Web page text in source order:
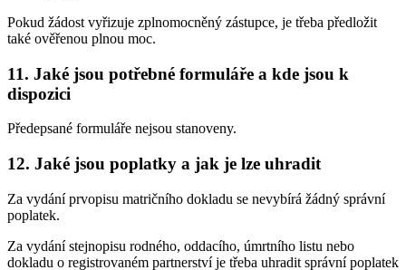
Pokud žádost vyřizuje zplnomocněný zástupce, je třeba předložit
také ověřenou plnou moc.
11. Jaké jsou potřebné formuláře a kde jsou k
dispozici
Předepsané formuláře nejsou stanoveny.
12. Jaké jsou poplatky a jak je lze uhradit
Za vydání prvopisu matričního dokladu se nevybírá žádný správní
poplatek.
Za vydání stejnopisu rodného, oddacího, úmrtního listu nebo
dokladu o registrovaném partnerství je třeba uhradit správní poplatek